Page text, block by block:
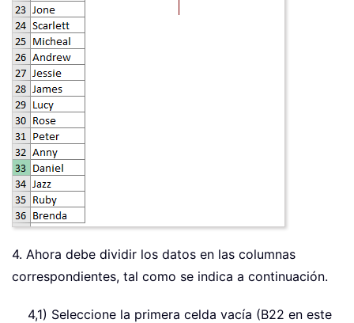
4. Ahora debe dividir los datos en las columnas
correspondientes, tal como se indica a continuación.
4,1) Seleccione la primera celda vacía (B22 en este